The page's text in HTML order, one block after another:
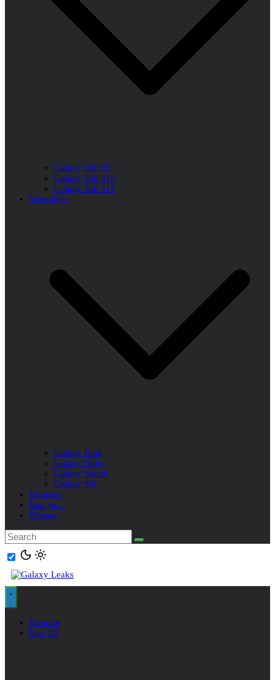
Galaxy Tab S9
Galaxy Tab S10
Galaxy Tab S11
Wearables
Galaxy Ring
Galaxy Buds
Galaxy Watch
Galaxy XR
Полезно
Как да…
Промо
Новини
One UI